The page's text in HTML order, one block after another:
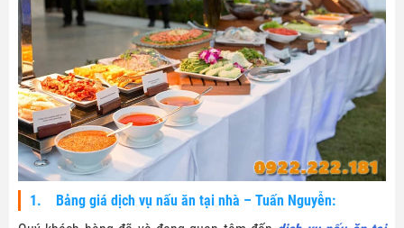
1. Bảng giá dịch vụ nấu ăn tại nhà – Tuấn Nguyễn: